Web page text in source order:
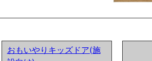
おもいやりキッズドア(施